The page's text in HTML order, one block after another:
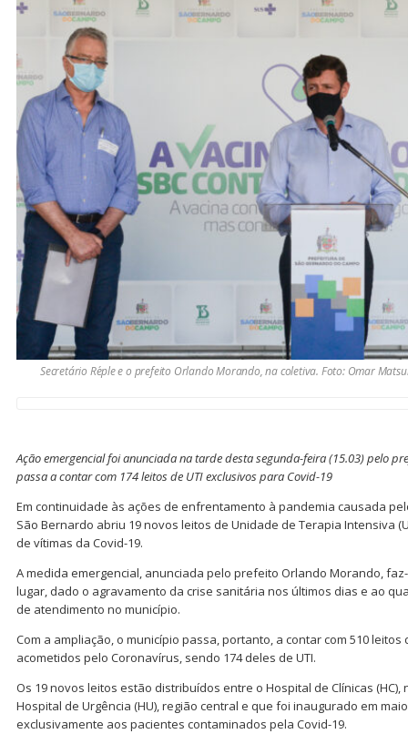
Secretário Re´ple e o prefeito Orlando Morando, na coletiva. Foto: Omar
Ação emergencial foi anunciada na tarde desta segunda-feira (15.03) pelo
passa a contar com 174 leitos de UTI exclusivos para Covid-19
Em continuidade às ações de enfrentamento à pandemia causada
São Bernardo abriu 19 novos leitos de Unidade de Terapia Intensiva
de vítimas da Covid-19.
A medida emergencial, anunciada pelo prefeito Orlando Morando,
lugar, dado o agravamento da crise sanitária nos últimos dias e ao
de atendimento no município.
Com a ampliação, o município passa, portanto, a contar com 510
acometidos pelo Coronavírus, sendo 174 deles de UTI.
Os 19 novos leitos estão distribuídos entre o Hospital de Clínicas (HC),
Hospital de Urgência (HU), região central e que foi inaugurado em
exclusivamente aos pacientes contaminados pela Covid-19.